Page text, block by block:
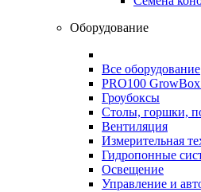
Оборудование
Все оборудование
PRO100 GrowBox
Гроубоксы
Столы, горшки,
Вентиляция
Измерительная
Гидропонные
Освещение
Управление и